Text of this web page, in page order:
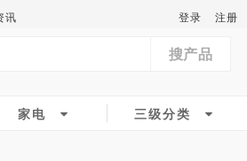
讯 登录 注册
搜产品
家电 三级分类